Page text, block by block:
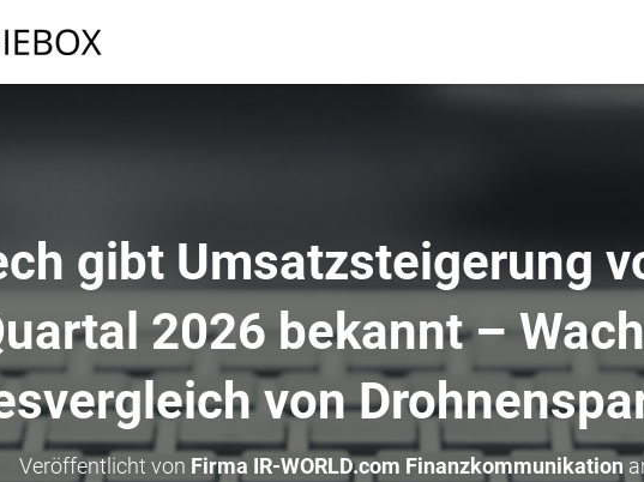
gibt Umsatzsteigerung
2026 bekannt –
von
Veröffentlicht von Firma IR-WORLD.com Finanzkommunikation